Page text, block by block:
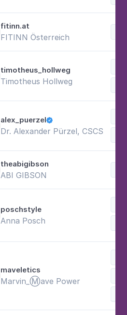
fitinn.at
FITINN Österreich
timotheus_hollweg
Timotheus Hollweg
alex_puerzel
Dr. Alexander Pürzel, CSCS
theabigibson
ABI GIBSON
poschstyle
Anna Posch
maveletics
Marvin_Ⓜ️ave Power